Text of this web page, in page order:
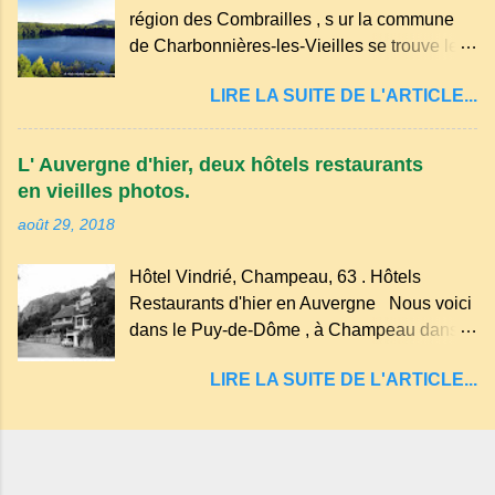
de soleil, attirant le regard. Bien entouré de
verdure, d'un étang, d'une bambouseraie
des souvenirs tout cela dans un grand parc
arboré.
région des Combrailles , s ur la commune
de Charbonnières-les-Vieilles se trouve le
d'explosion) rempli d’eau, appelé : le Lac de
Tazenat ou Tazanat, il est le premier et le
plus au nord de la Chaîne des Puys qui en
compte près de soixante. En Auvergne
"sans fond" et en forme d'entonnoir
entraînant vers les entrailles de la terre, les
malheureux qui s'approchaient trop de
LIRE LA SUITE DE L'ARTICLE...
L' Auvergne d'hier, deux hôtels restaurants
en vieilles photos.
août 29, 2018
Hôtel Vindrié, Champeau, 63 . Hôtels
Restaurants d'hier en Auvergne Nous voici
dans le Puy-de-Dôme , à Champeau dans
Servant . L'Hôtel-Restaurant Vindrié était
son jambon de pays et son poulet cocotte,
LIRE LA SUITE DE L'ARTICLE...